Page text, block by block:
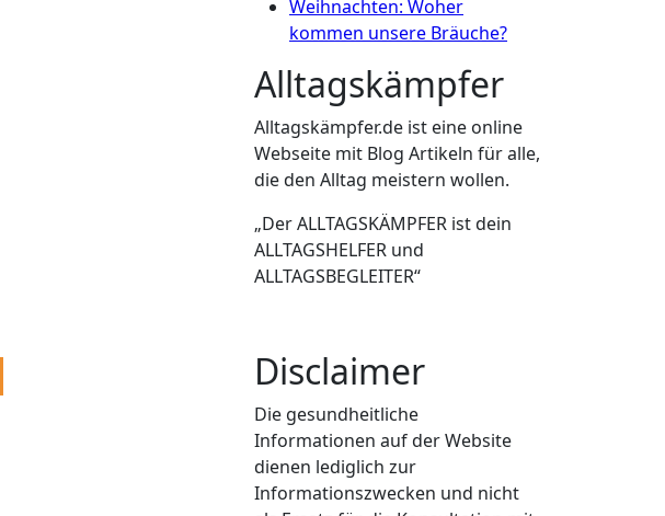
Weihnachten: Woher
kommen unsere Bräuche?
Alltagskämpfer
Alltagskämpfer.de ist eine online
Webseite mit Blog Artikeln für alle,
die den Alltag meistern wollen.
„Der ALLTAGSKÄMPFER ist dein
ALLTAGSHELFER und
ALLTAGSBEGLEITER“
Disclaimer
Die gesundheitliche
Informationen auf der Website
dienen lediglich zur
Informationszwecken und nicht